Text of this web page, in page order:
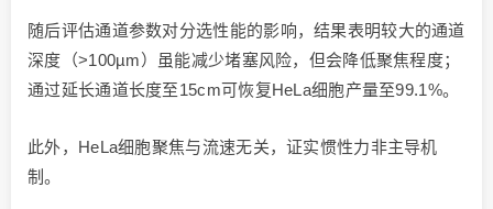
随后评估通道参数对分选性能的影响，结果表明较大的通道
深度（>100µm）虽能减少堵塞风险，但会降低聚焦程度；
通过延长通道长度至15cm可恢复HeLa细胞产量至99.1%。
此外，HeLa细胞聚焦与流速无关，证实惯性力非主导机
制。